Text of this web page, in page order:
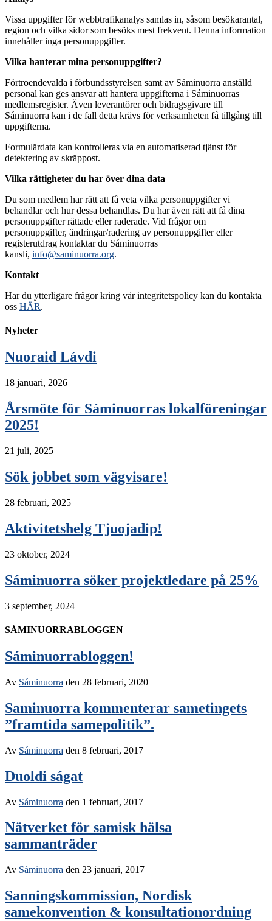
Vissa uppgifter för webbtrafikanalys samlas in, såsom besökarantal,
region och vilka sidor som besöks mest frekvent. Denna information
innehåller inga personuppgifter.
Vilka hanterar mina personuppgifter?
Förtroendevalda i förbundsstyrelsen samt av Sáminuorra anställd
personal kan ges ansvar att hantera uppgifterna i Sáminuorras
medlemsregister. Även leverantörer och bidragsgivare till
Sáminuorra kan i de fall detta krävs för verksamheten få tillgång till
uppgifterna.
Formulärdata kan kontrolleras via en automatiserad tjänst för
detektering av skräppost.
Vilka rättigheter du har över dina data
Du som medlem har rätt att få veta vilka personuppgifter vi
behandlar och hur dessa behandlas. Du har även rätt att få dina
personuppgifter rättade eller raderade. Vid frågor om
personuppgifter, ändringar/radering av personuppgifter eller
registerutdrag kontaktar du Sáminuorras
kansli, info@saminuorra.org.
Kontakt
Har du ytterligare frågor kring vår integritetspolicy kan du kontakta
oss HÄR.
Nyheter
Nuoraid Lávdi
18 januari, 2026
Årsmöte för Sáminuorras lokalföreningar
2025!
21 juli, 2025
Sök jobbet som vägvisare!
28 februari, 2025
Aktivitetshelg Tjuojadip!
23 oktober, 2024
Sáminuorra söker projektledare på 25%
3 september, 2024
SÁMINUORRABLOGGEN
Sáminuorrabloggen!
Av Sáminuorra den 28 februari, 2020
Saminuorra kommenterar sametingets
”framtida samepolitik”.
Av Sáminuorra den 8 februari, 2017
Duoldi ságat
Av Sáminuorra den 1 februari, 2017
Nätverket för samisk hälsa
sammanträder
Av Sáminuorra den 23 januari, 2017
Sanningskommission, Nordisk
samekonvention & konsultationordning